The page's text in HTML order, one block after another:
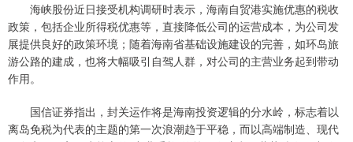
海峡股份近日接受机构调研时表示，海南自贸港实施优惠的税收
政策，包括企业所得税优惠等，直接降低公司的运营成本，为公司发
展提供良好的政策环境；随着海南省基础设施建设的完善，如环岛旅
游公路的建成，也将大幅吸引自驾人群，对公司的主营业务起到带动
作用。
国信证券指出，封关运作将是海南投资逻辑的分水岭，标志着以
离岛免税为代表的主题的第一次浪潮趋于平稳，而以高端制造、现代